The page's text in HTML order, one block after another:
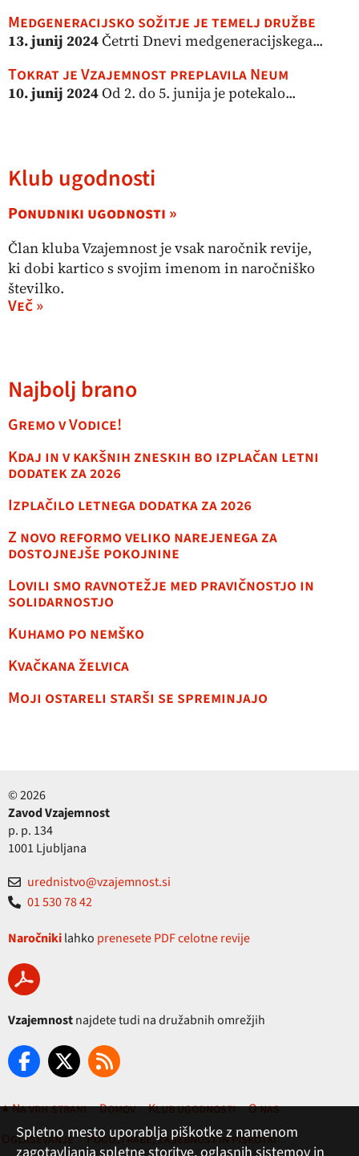
Medgeneracijsko sožitje je temelj družbe
13. junij 2024Četrti Dnevi medgeneracijskega...
Tokrat je Vzajemnost preplavila Neum
10. junij 2024Od 2. do 5. junija je potekalo...
Klub ugodnosti
Ponudniki ugodnosti »
Član kluba Vzajemnost je vsak naročnik revije,
ki dobi kartico s svojim imenom in naročniško
številko.
Več »
Najbolj brano
Gremo v Vodice!
Kdaj in v kakšnih zneskih bo izplačan letni
dodatek za 2026
Izplačilo letnega dodatka za 2026
Z novo reformo veliko narejenega za
dostojnejše pokojnine
Lovili smo ravnotežje med pravičnostjo in
solidarnostjo
Kuhamo po nemško
Kvačkana želvica
Moji ostareli starši se spreminjajo
© 2026
Zavod Vzajemnost
p. p. 134
1001 Ljubljana
urednistvo@vzajemnost.si
01 530 78 42
Naročnikilahko prenesete PDF celotne revije
Vzajemnostnajdete tudi na družabnih omrežjih
▲ Na vrh strani Domov Klub ugodnosti
O nas
Oglaševanje
Pogoji rabe, zasebnost in piškotki
Spletno mesto uporablja piškotke z namenom